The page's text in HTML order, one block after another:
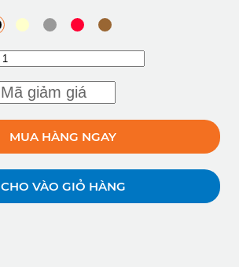
MUA HÀNG NGAY
CHO VÀO GIỎ HÀNG